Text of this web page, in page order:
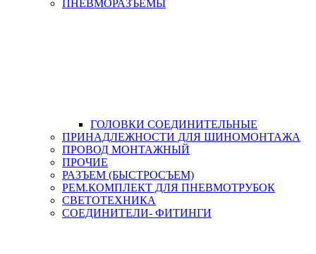
ПНЕВМОРАЗЪЕМЫ
ГОЛОВКИ СОЕДИНИТЕЛЬНЫЕ
ПРИНАДЛЕЖНОСТИ ДЛЯ ШИНОМОНТАЖА
ПРОВОД МОНТАЖНЫЙ
ПРОЧИЕ
РАЗЪЕМ (БЫСТРОСЪЕМ)
РЕМ.КОМПЛЕКТ ДЛЯ ПНЕВМОТРУБОК
СВЕТОТЕХНИКА
СОЕДИНИТЕЛИ- ФИТИНГИ